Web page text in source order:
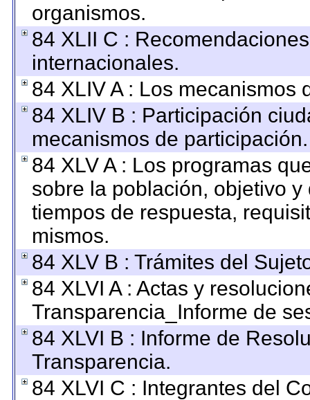
organismos.
84 XLII C :
internacionales.
84 XLIV A : Los mecanismos
84 XLIV B : Participación
mecanismos de participación.
84 XLV A : Los programas
sobre la población, objetivo
tiempos de respuesta,
mismos.
84 XLV B : Trámites del
84 XLVI A : Actas y
Transparencia_Informe de
84 XLVI B : Informe de
Transparencia.
84 XLVI C : Integrantes del